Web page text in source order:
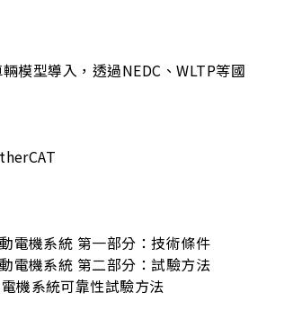
型導入，透過NEDC、WLTP等國
電機系統 第一部分：技術條件
電機系統 第二部分：試驗方法
機系統可靠性試驗方法